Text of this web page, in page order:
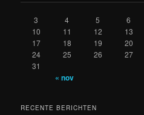
3
4 5 6
10
11 12 13
17
18 19 20
24
25 26 27
31
« nov
RECENTE BERICHTEN